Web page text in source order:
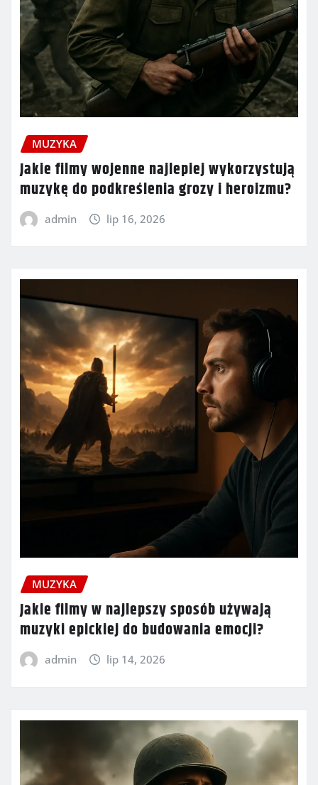
MUZYKA
Jakie filmy wojenne najlepiej wykorzystują
muzykę do podkreślenia grozy i heroizmu?
admin lip 16, 2026
MUZYKA
Jakie filmy w najlepszy sposób używają
muzyki epickiej do budowania emocji?
admin lip 14, 2026